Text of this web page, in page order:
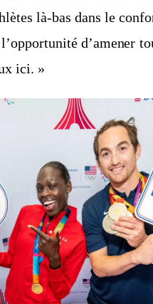
là-bas dans le
d’amener
ici. »